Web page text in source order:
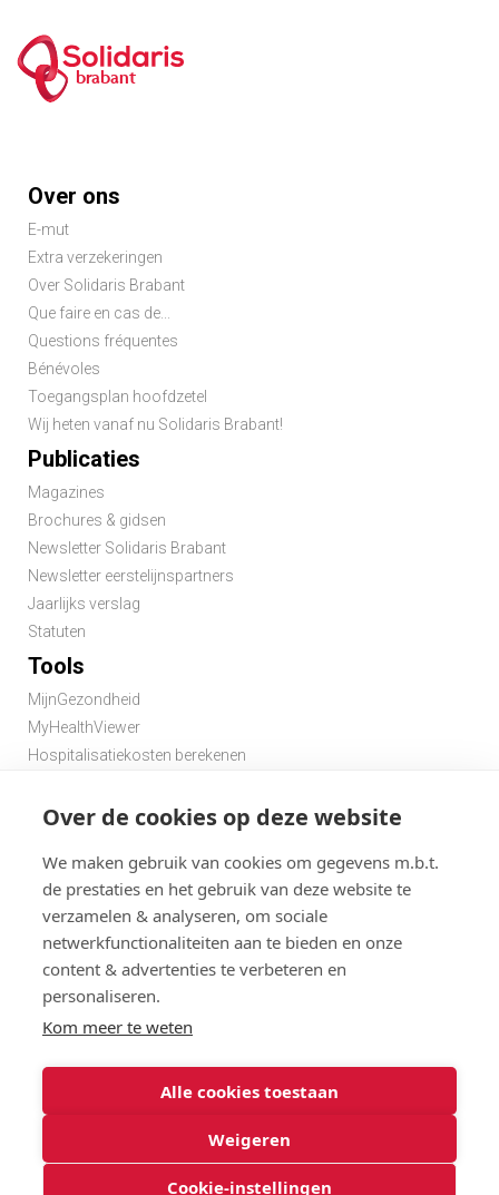
Over de cookies op deze website
We maken gebruik van cookies om gegevens m.b.t.
de prestaties en het gebruik van deze website te
verzamelen & analyseren, om sociale
netwerkfunctionaliteiten aan te bieden en onze
content & advertenties te verbeteren en
personaliseren.
Kom meer te weten
Alle cookies toestaan
Weigeren
Cookie-instellingen
brabant
Footer
menu
Over ons
E-mut
Extra verzekeringen
Over Solidaris Brabant
Que faire en cas de...
Questions fréquentes
Bénévoles
Toegangsplan hoofdzetel
Wij heten vanaf nu Solidaris Brabant!
Publicaties
Magazines
Brochures & gidsen
Newsletter Solidaris Brabant
Newsletter eerstelijnspartners
Jaarlijks verslag
Statuten
Tools
MijnGezondheid
MyHealthViewer
Hospitalisatiekosten berekenen
Zoek een apotheek in de buurt
@ 2026
Brabant
Disclaimer
Menu
Solidaris Brabant Verzekeringen : gebruiksvoorwaarden en
Onderworpen aan de controle van de CDZ